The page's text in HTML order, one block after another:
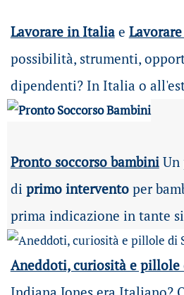
Lavorare in Italia e
possibilità, strumenti,
dipendenti? In Italia o
Pronto soccorso bambiniUn
di primo interventoper
prima indicazione in tante
Aneddoti, curiosità e pillole